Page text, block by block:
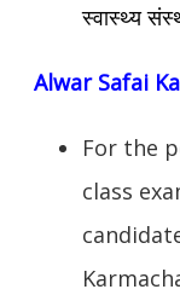
स्वास्थ्य
Alwar Safai
For the
class